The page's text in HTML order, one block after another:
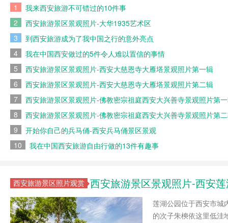
1
我来西安旅游不可错过的10件事
2
西安旅游景区景观照片-大华1935艺术区
3
到西安旅游成为了我中国之行的意外亮点
4
我在中国西安做过的5件令人难以置信的事情
5
西安旅游景区景观照片-西安大慈恩寺大雁塔景观照片第一辑
6
西安旅游景区景观照片-西安大慈恩寺大雁塔景观照片第二辑
7
西安旅游景区景观照片-佛教密宗祖庭西安大兴善寺景观照片第
8
西安旅游景区景观照片-佛教密宗祖庭西安大兴善寺景观照片第
9
开始你自己的兵马俑-西安兵马俑景区景观
10
我在中国西安旅游自由行做的13件有趣事
西安旅游景区照片观赏 西安旅游景区景观照片-西安
莲湖公园位于西安市城
的次子朱樉依这里低洼